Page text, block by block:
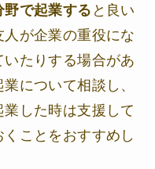
野で起業する と良い
が企業の重役にな
たりする場合があ
について相談し、
した時は支援して
ことをおすすめし